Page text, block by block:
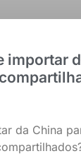
importar
da China